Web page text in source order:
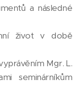
a následné
život v době
Mgr. L.
seminárníkům